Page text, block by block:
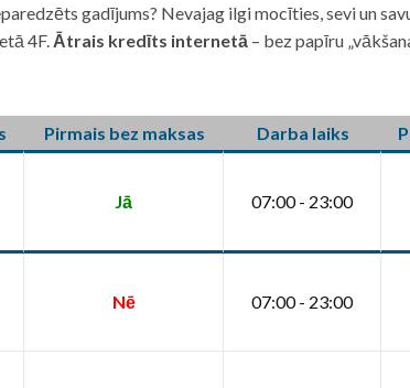
gadījums? Nevajag ilgi mocīties, sevi un
4F. Ātrais kredīts internetā – bez papīru
Pirmais bez maksas Darba laiks
Jā 07:00 - 23:00
Nē 07:00 - 23:00